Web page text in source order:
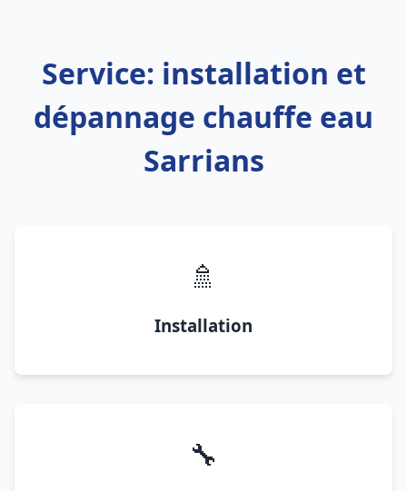
Service: installation et
dépannage chauffe eau
Sarrians
🚿
Installation
🔧